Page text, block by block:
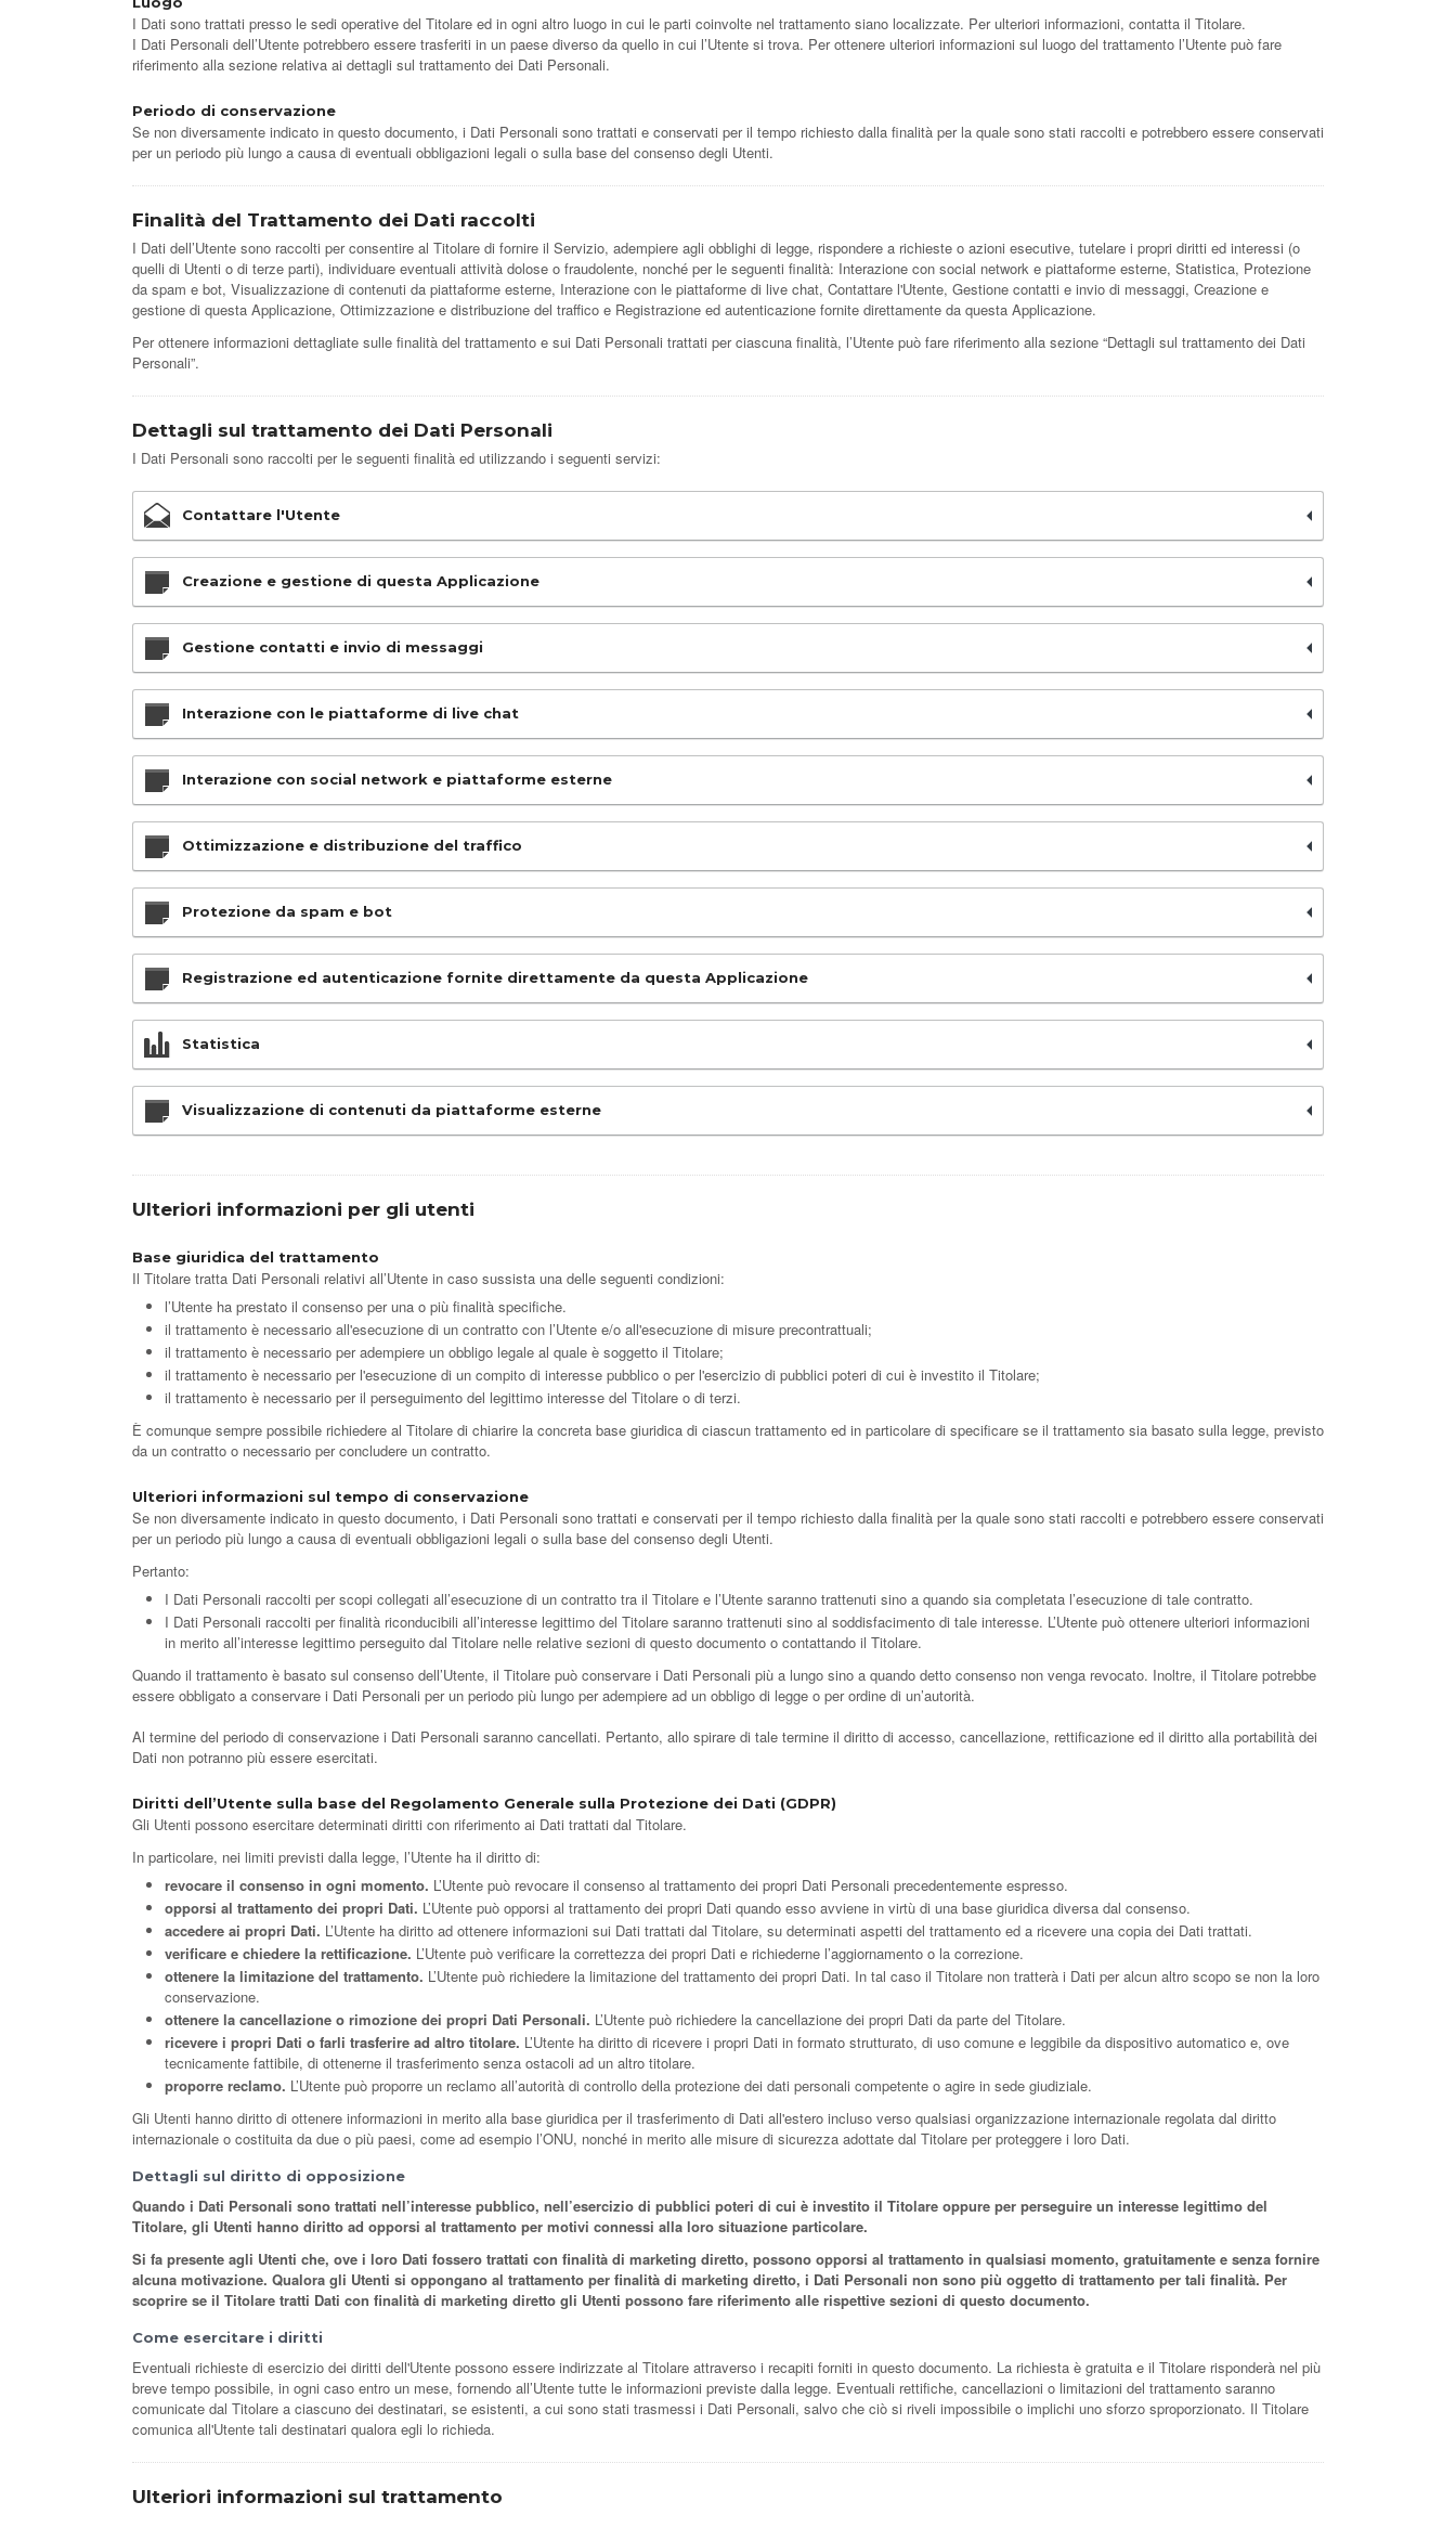
I Dati sono trattati presso le sedi operative del Titolare ed in ogni altro luogo in cui le parti coinvolte nel trattamento siano localizzate. Per ulteriori informazioni, contatta il Titolare.
I Dati Personali dell’Utente potrebbero essere trasferiti in un paese diverso da quello in cui l’Utente si trova. Per ottenere ulteriori informazioni sul luogo del trattamento l’Utente può fare
riferimento alla sezione relativa ai dettagli sul trattamento dei Dati Personali.
Periodo di conservazione
Se non diversamente indicato in questo documento, i Dati Personali sono trattati e conservati per il tempo richiesto dalla finalità per la quale sono stati raccolti e potrebbero essere conservati
per un periodo più lungo a causa di eventuali obbligazioni legali o sulla base del consenso degli Utenti.
Finalità del Trattamento dei Dati raccolti
I Dati dell’Utente sono raccolti per consentire al Titolare di fornire il Servizio, adempiere agli obblighi di legge, rispondere a richieste o azioni esecutive, tutelare i propri diritti ed interessi (o
quelli di Utenti o di terze parti), individuare eventuali attività dolose o fraudolente, nonché per le seguenti finalità: Interazione con social network e piattaforme esterne, Statistica, Protezione
da spam e bot, Visualizzazione di contenuti da piattaforme esterne, Interazione con le piattaforme di live chat, Contattare l'Utente, Gestione contatti e invio di messaggi, Creazione e
gestione di questa Applicazione, Ottimizzazione e distribuzione del traffico e Registrazione ed autenticazione fornite direttamente da questa Applicazione.
Per ottenere informazioni dettagliate sulle finalità del trattamento e sui Dati Personali trattati per ciascuna finalità, l’Utente può fare riferimento alla sezione “Dettagli sul trattamento dei Dati
Personali”.
Dettagli sul trattamento dei Dati Personali
I Dati Personali sono raccolti per le seguenti finalità ed utilizzando i seguenti servizi:
Contattare l'Utente
Creazione e gestione di questa Applicazione
Gestione contatti e invio di messaggi
Interazione con le piattaforme di live chat
Interazione con social network e piattaforme esterne
Ottimizzazione e distribuzione del traffico
Protezione da spam e bot
Registrazione ed autenticazione fornite direttamente da questa Applicazione
Statistica
Visualizzazione di contenuti da piattaforme esterne
Ulteriori informazioni per gli utenti
Base giuridica del trattamento
Il Titolare tratta Dati Personali relativi all’Utente in caso sussista una delle seguenti condizioni:
l’Utente ha prestato il consenso per una o più finalità specifiche.
il trattamento è necessario all'esecuzione di un contratto con l’Utente e/o all'esecuzione di misure precontrattuali;
il trattamento è necessario per adempiere un obbligo legale al quale è soggetto il Titolare;
il trattamento è necessario per l'esecuzione di un compito di interesse pubblico o per l'esercizio di pubblici poteri di cui è investito il Titolare;
il trattamento è necessario per il perseguimento del legittimo interesse del Titolare o di terzi.
È comunque sempre possibile richiedere al Titolare di chiarire la concreta base giuridica di ciascun trattamento ed in particolare di specificare se il trattamento sia basato sulla legge, previsto
da un contratto o necessario per concludere un contratto.
Ulteriori informazioni sul tempo di conservazione
Se non diversamente indicato in questo documento, i Dati Personali sono trattati e conservati per il tempo richiesto dalla finalità per la quale sono stati raccolti e potrebbero essere conservati
per un periodo più lungo a causa di eventuali obbligazioni legali o sulla base del consenso degli Utenti.
Pertanto:
I Dati Personali raccolti per scopi collegati all’esecuzione di un contratto tra il Titolare e l’Utente saranno trattenuti sino a quando sia completata l’esecuzione di tale contratto.
I Dati Personali raccolti per finalità riconducibili all’interesse legittimo del Titolare saranno trattenuti sino al soddisfacimento di tale interesse. L’Utente può ottenere ulteriori informazioni
in merito all’interesse legittimo perseguito dal Titolare nelle relative sezioni di questo documento o contattando il Titolare.
Quando il trattamento è basato sul consenso dell’Utente, il Titolare può conservare i Dati Personali più a lungo sino a quando detto consenso non venga revocato. Inoltre, il Titolare potrebbe
essere obbligato a conservare i Dati Personali per un periodo più lungo per adempiere ad un obbligo di legge o per ordine di un’autorità.
Al termine del periodo di conservazione i Dati Personali saranno cancellati. Pertanto, allo spirare di tale termine il diritto di accesso, cancellazione, rettificazione ed il diritto alla portabilità dei
Dati non potranno più essere esercitati.
Diritti dell’Utente sulla base del Regolamento Generale sulla Protezione dei Dati (GDPR)
Gli Utenti possono esercitare determinati diritti con riferimento ai Dati trattati dal Titolare.
In particolare, nei limiti previsti dalla legge, l’Utente ha il diritto di:
revocare il consenso in ogni momento. L’Utente può revocare il consenso al trattamento dei propri Dati Personali precedentemente espresso.
opporsi al trattamento dei propri Dati. L’Utente può opporsi al trattamento dei propri Dati quando esso avviene in virtù di una base giuridica diversa dal consenso.
accedere ai propri Dati. L’Utente ha diritto ad ottenere informazioni sui Dati trattati dal Titolare, su determinati aspetti del trattamento ed a ricevere una copia dei Dati trattati.
verificare e chiedere la rettificazione. L’Utente può verificare la correttezza dei propri Dati e richiederne l’aggiornamento o la correzione.
ottenere la limitazione del trattamento. L’Utente può richiedere la limitazione del trattamento dei propri Dati. In tal caso il Titolare non tratterà i Dati per alcun altro scopo se non la loro
conservazione.
ottenere la cancellazione o rimozione dei propri Dati Personali. L’Utente può richiedere la cancellazione dei propri Dati da parte del Titolare.
ricevere i propri Dati o farli trasferire ad altro titolare. L’Utente ha diritto di ricevere i propri Dati in formato strutturato, di uso comune e leggibile da dispositivo automatico e, ove
tecnicamente fattibile, di ottenerne il trasferimento senza ostacoli ad un altro titolare.
proporre reclamo. L’Utente può proporre un reclamo all’autorità di controllo della protezione dei dati personali competente o agire in sede giudiziale.
Gli Utenti hanno diritto di ottenere informazioni in merito alla base giuridica per il trasferimento di Dati all'estero incluso verso qualsiasi organizzazione internazionale regolata dal diritto
internazionale o costituita da due o più paesi, come ad esempio l’ONU, nonché in merito alle misure di sicurezza adottate dal Titolare per proteggere i loro Dati.
Dettagli sul diritto di opposizione
Quando i Dati Personali sono trattati nell’interesse pubblico, nell’esercizio di pubblici poteri di cui è investito il Titolare oppure per perseguire un interesse legittimo del
Titolare, gli Utenti hanno diritto ad opporsi al trattamento per motivi connessi alla loro situazione particolare.
Si fa presente agli Utenti che, ove i loro Dati fossero trattati con finalità di marketing diretto, possono opporsi al trattamento in qualsiasi momento, gratuitamente e senza fornire
alcuna motivazione. Qualora gli Utenti si oppongano al trattamento per finalità di marketing diretto, i Dati Personali non sono più oggetto di trattamento per tali finalità. Per
scoprire se il Titolare tratti Dati con finalità di marketing diretto gli Utenti possono fare riferimento alle rispettive sezioni di questo documento.
Come esercitare i diritti
Eventuali richieste di esercizio dei diritti dell'Utente possono essere indirizzate al Titolare attraverso i recapiti forniti in questo documento. La richiesta è gratuita e il Titolare risponderà nel più
breve tempo possibile, in ogni caso entro un mese, fornendo all’Utente tutte le informazioni previste dalla legge. Eventuali rettifiche, cancellazioni o limitazioni del trattamento saranno
comunicate dal Titolare a ciascuno dei destinatari, se esistenti, a cui sono stati trasmessi i Dati Personali, salvo che ciò si riveli impossibile o implichi uno sforzo sproporzionato. Il Titolare
comunica all'Utente tali destinatari qualora egli lo richieda.
Ulteriori informazioni sul trattamento